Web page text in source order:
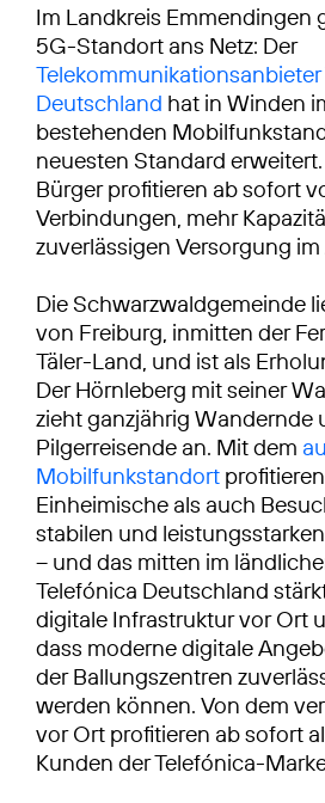
Im Landkreis Emmendingen
5G-Standort ans Netz: Der
Telekommunikationsanbieter
Deutschland hat in Winden
bestehenden
neuesten Standard
Bürger profitieren ab sofort
Verbindungen, mehr
zuverlässigen Versorgung im
Die Schwarzwaldgemeinde
von Freiburg, inmitten der
Täler-Land, und ist als
Der Hörnleberg mit seiner
zieht ganzjährig Wandernde
Pilgerreisende an. Mit dem
Mobilfunkstandort
Einheimische als auch
stabilen und
– und das mitten im
Telefónica Deutschland
digitale Infrastruktur vor Ort
dass moderne digitale
der Ballungszentren
werden können. Von dem
vor Ort profitieren ab sofort
Kunden der Telefónica-